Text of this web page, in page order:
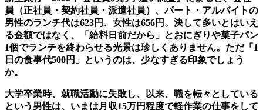
員（正社員・契約社員・派遣社員）、パート・アルバイトの
男性のランチ代は623円、女性は656円。決して多いとはいえ
る金額ではなく、「給料日前だから」とおにぎりや菓子パン
1個でランチを終わらせる光景は珍しくありません。ただ「1
日の食事代500円」というのは、少なすぎる印象でしょう
か。
大学卒業時、就職活動に失敗し、以来、職を転々としている
という男性は、いまは月収15万円程度で軽作業の仕事をして